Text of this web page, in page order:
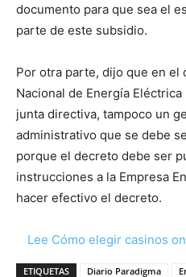
documento para que sea el
parte de este subsidio.
Por otra parte, dijo que en el
Nacional de Energía Eléctrica
junta directiva, tampoco un
administrativo que se debe
porque el decreto debe ser
instrucciones a la Empresa
hacer efectivo el decreto.
Lee Cómo elegir casinos
ETIQUETAS Diario Paradigma